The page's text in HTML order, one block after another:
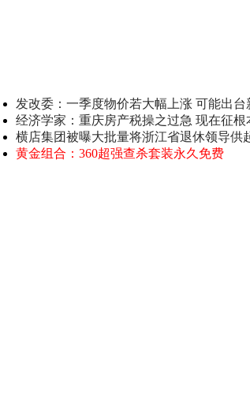
发改委：一季度物价若大幅上涨 可能出台
经济学家：重庆房产税操之过急 现在征根
横店集团被曝大批量将浙江省退休领导供
黄金组合：360超强查杀套装永久免费